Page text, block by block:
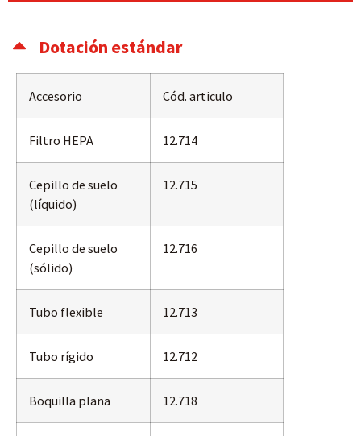
Dotación estándar
Accesorio Cód. articulo
Filtro HEPA 12.714
Cepillo de suelo
(líquido)
12.715
Cepillo de suelo
(sólido)
12.716
Tubo flexible 12.713
Tubo rígido 12.712
Boquilla plana 12.718